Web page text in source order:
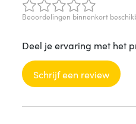
Beoordelingen binnenkort
Deel je ervaring met het
Schrijf een review